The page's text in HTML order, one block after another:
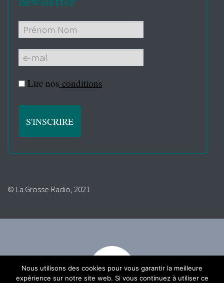
Lire nos conditions
© La Grosse Radio, 2021
Nous utilisons des cookies pour vous garantir la meilleure
expérience sur notre site web. Si vous continuez à utiliser ce